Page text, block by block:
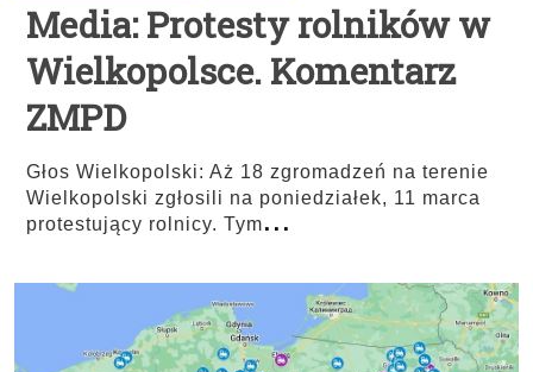
Media: Protesty rolników w
Wielkopolsce. Komentarz
ZMPD
Głos Wielkopolski: Aż 18 zgromadzeń na terenie
Wielkopolski zgłosili na poniedziałek, 11 marca
protestujący rolnicy. Tym...